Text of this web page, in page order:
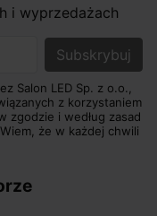
i wyprzedażach
Salon LED Sp. z o.o.,
z korzystaniem
zgodzie i według zasad
Wiem, że w każdej chwili